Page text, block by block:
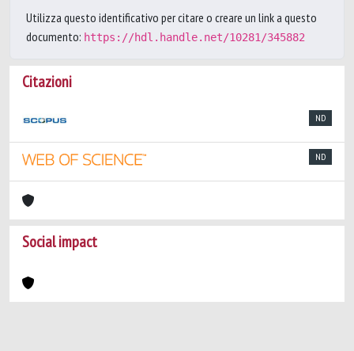
Utilizza questo identificativo per citare o creare un link a questo
documento: https://hdl.handle.net/10281/345882
Citazioni
ND
ND
Social impact